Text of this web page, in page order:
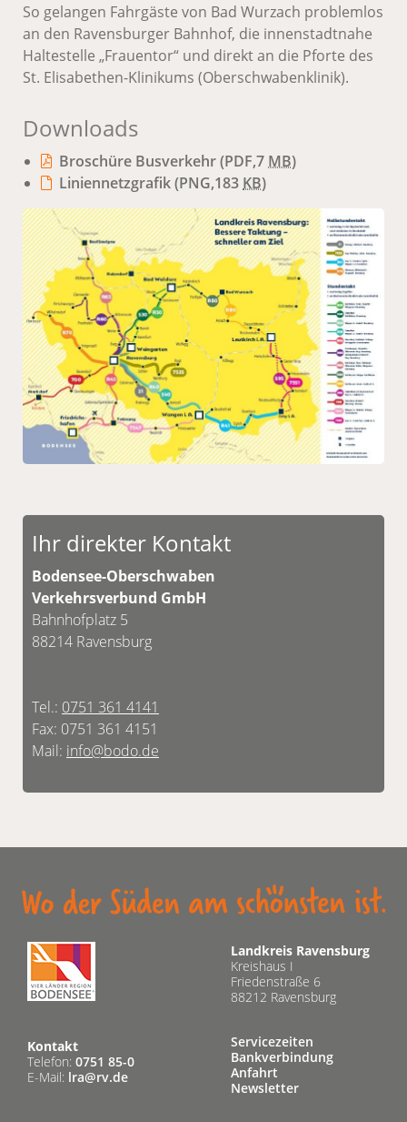
So gelangen Fahrgäste von Bad Wurzach problemlos
an den Ravensburger Bahnhof, die innenstadtnahe
Haltestelle „Frauentor“ und direkt an die Pforte des
St. Elisabethen-Klinikums (Oberschwabenklinik).
Downloads
Broschüre Busverkehr(PDF,7 MB)
Liniennetzgrafik(PNG,183 KB)
Ihr direkter Kontakt
Bodensee-Oberschwaben
Verkehrsverbund GmbH
Bahnhofplatz 5
88214 Ravensburg
Tel.: 0751 361 4141
Fax: 0751 361 4151
Mail: info@bodo.de
Landkreis Ravensburg
Kreishaus I
Friedenstraße 6
88212 Ravensburg
Kontakt
Telefon: 0751 85-0
E-Mail: lra@rv.de
Servicezeiten
Bankverbindung
Anfahrt
Newsletter